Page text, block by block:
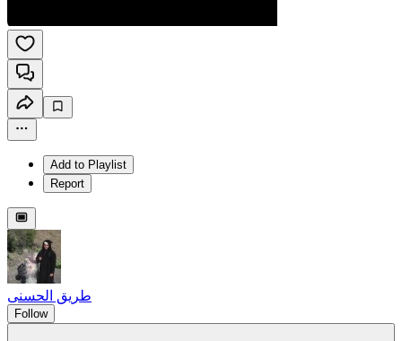
Add to Playlist
Report
طريق الحسنى
Follow